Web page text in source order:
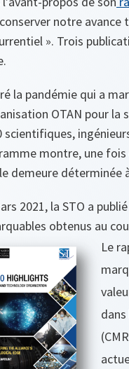
notre avance
». Trois
la pandémie qui a
OTAN pour la
scientifiques,
montre, une fois
demeure
2021, la STO a
obtenus au
Le